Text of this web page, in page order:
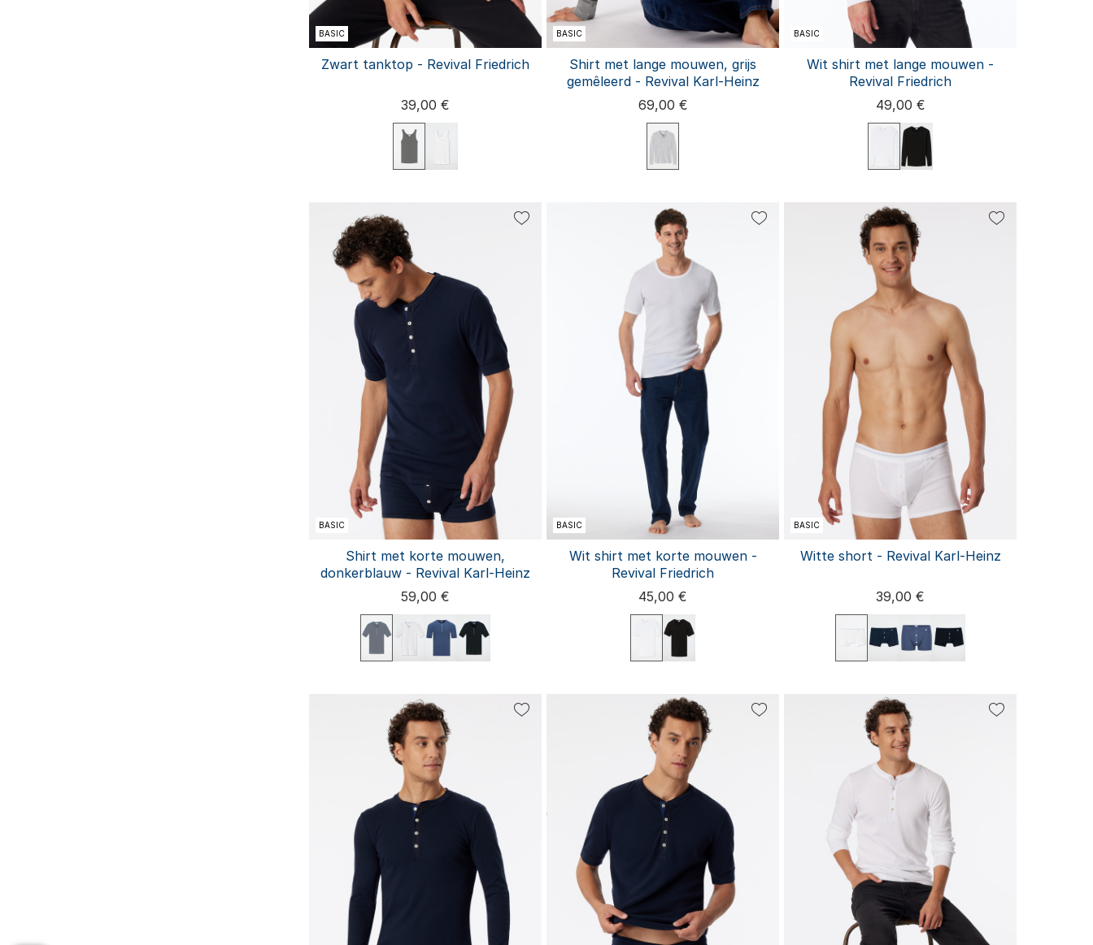
BASIC
S M
Zwart tanktop - Revival Friedrich
39,00 €
BASIC
L XL
Shirt met lange mouwen, grijs
gemêleerd - Revival Karl-Heinz
69,00 €
BASIC
M L
Wit shirt met lange mouwen -
Revival Friedrich
49,00 €
BASIC
M L
Shirt met korte mouwen,
donkerblauw - Revival Karl-Heinz
59,00 €
BASIC
L XL
Wit shirt met korte mouwen -
Revival Friedrich
45,00 €
BASIC
M L
Witte short - Revival Karl-Heinz
39,00 €